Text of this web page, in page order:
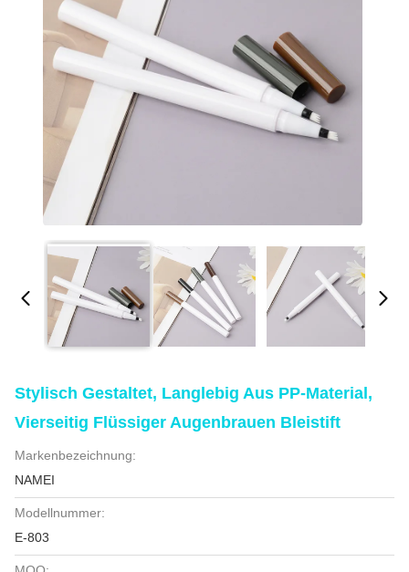
Stylisch Gestaltet, Langlebig Aus PP-Material,
Vierseitig Flüssiger Augenbrauen Bleistift
Markenbezeichnung:
NAMEI
Modellnummer:
E-803